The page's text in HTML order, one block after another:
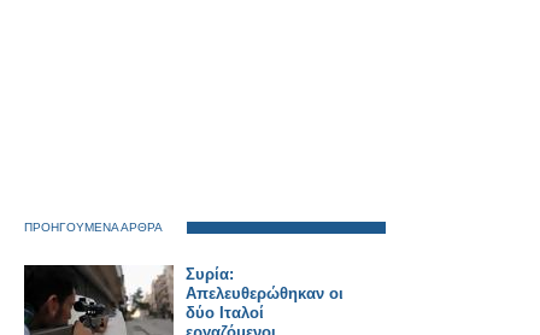
ΠΡΟΗΓΟΥΜΕΝΑ ΑΡΘΡΑ
Συρία:
Απελευθερώθηκαν οι
δύο Ιταλοί